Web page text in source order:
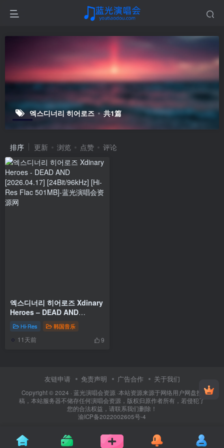
엑스디너리 히어로즈 共1篇
排序 更新 浏览 点赞 评论
엑스디너리 히어로즈 Xdinary
Heroes – DEAD AND
[2026.04.17] [24Bit/96kHz]
[Hi-Res Flac 501MB]
Hi-Res 韩国音乐
11天前 9
友链申请 免责声明 广告合作 关于我们
Copyright © 2024 · 蓝光演唱会资源 ·本站资源来源于网络用户网盘投
稿，本站服务器不储存任何演唱会资源，版权归原作者所有，若侵犯了
您的合法权益，请联系我们删除！
渝ICP备2022002605号-4